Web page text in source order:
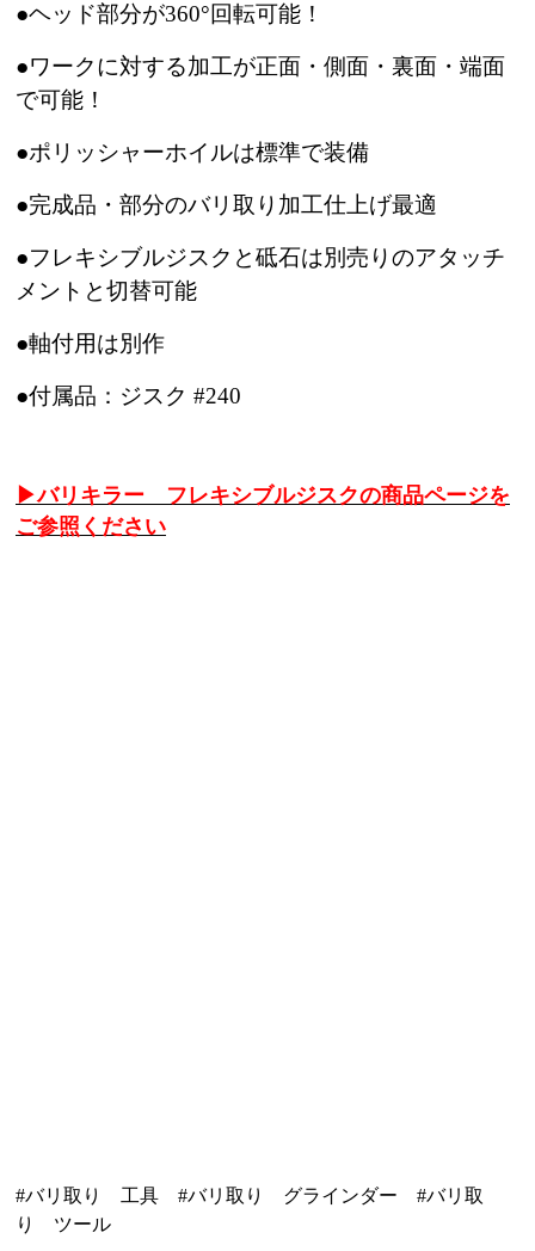
●ヘッド部分が360°回転可能！
●ワークに対する加工が正面・側面・裏面・端面
で可能！
●ポリッシャーホイルは標準で装備
●完成品・部分のバリ取り加工仕上げ最適
●フレキシブルジスクと砥石は別売りのアタッチ
メントと切替可能
●軸付用は別作
●付属品：ジスク #240
▶バリキラー フレキシブルジスクの商品ページを
ご参照ください
#バリ取り 工具 #バリ取り グラインダー #バリ取
り ツール